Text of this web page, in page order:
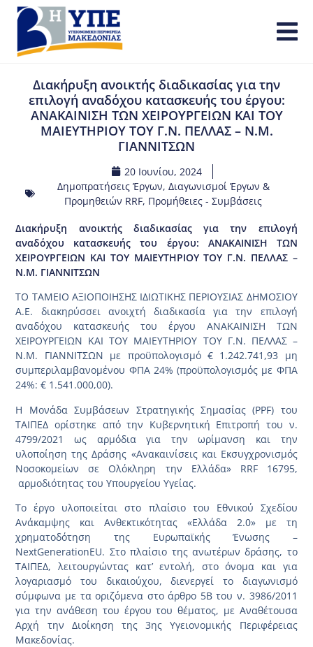
Διακήρυξη ανοικτής διαδικασίας για την
επιλογή αναδόχου κατασκευής του έργου:
ΑΝΑΚΑΙΝΙΣΗ ΤΩΝ ΧΕΙΡΟΥΡΓΕΙΩΝ ΚΑΙ ΤΟΥ
ΜΑΙΕΥΤΗΡΙΟΥ ΤΟΥ Γ.Ν. ΠΕΛΛΑΣ – Ν.Μ.
ΓΙΑΝΝΙΤΣΩΝ
20 Ιουνίου, 2024
Δημοπρατήσεις Έργων, Διαγωνισμοί Έργων &
Προμηθειών RRF, Προμήθειες - Συμβάσεις
Διακήρυξη ανοικτής διαδικασίας για την επιλογή
αναδόχου κατασκευής του έργου: ΑΝΑΚΑΙΝΙΣΗ ΤΩΝ
ΧΕΙΡΟΥΡΓΕΙΩΝ ΚΑΙ ΤΟΥ ΜΑΙΕΥΤΗΡΙΟΥ ΤΟΥ Γ.Ν. ΠΕΛΛΑΣ –
Ν.Μ. ΓΙΑΝΝΙΤΣΩΝ
ΤΟ ΤΑΜΕΙΟ ΑΞΙΟΠΟΙΗΣΗΣ ΙΔΙΩΤΙΚΗΣ ΠΕΡΙΟΥΣΙΑΣ ΔΗΜΟΣΙΟΥ
Α.Ε. διακηρύσσει ανοιχτή διαδικασία για την επιλογή
αναδόχου κατασκευής του έργου ΑΝΑΚΑΙΝΙΣΗ ΤΩΝ
ΧΕΙΡΟΥΡΓΕΙΩΝ ΚΑΙ ΤΟΥ ΜΑΙΕΥΤΗΡΙΟΥ ΤΟΥ Γ.Ν. ΠΕΛΛΑΣ –
Ν.Μ. ΓΙΑΝΝΙΤΣΩΝ με προϋπολογισμό € 1.242.741,93 μη
συμπεριλαμβανομένου ΦΠΑ 24% (προϋπολογισμός με ΦΠΑ
24%: € 1.541.000,00).
Η Μονάδα Συμβάσεων Στρατηγικής Σημασίας (PPF) του
ΤΑΙΠΕΔ ορίστηκε από την Κυβερνητική Επιτροπή του ν.
4799/2021 ως αρμόδια για την ωρίμανση και την
υλοποίηση της Δράσης «Ανακαινίσεις και Εκσυγχρονισμός
Νοσοκομείων σε Ολόκληρη την Ελλάδα» RRF 16795,
αρμοδιότητας του Υπουργείου Υγείας.
Το έργο υλοποιείται στο πλαίσιο του Εθνικού Σχεδίου
Ανάκαμψης και Ανθεκτικότητας «Ελλάδα 2.0» με τη
χρηματοδότηση της Ευρωπαϊκής Ένωσης –
NextGenerationEU. Στο πλαίσιο της ανωτέρων δράσης, το
ΤΑΙΠΕΔ, λειτουργώντας κατ’ εντολή, στο όνομα και για
λογαριασμό του δικαιούχου, διενεργεί το διαγωνισμό
σύμφωνα με τα οριζόμενα στο άρθρο 5Β του ν. 3986/2011
για την ανάθεση του έργου του θέματος, με Αναθέτουσα
Αρχή την Διοίκηση της 3ης Υγειονομικής Περιφέρειας
Μακεδονίας.